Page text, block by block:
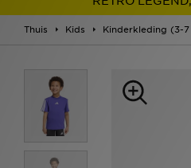
Thuis Kids Kinderkleding (3-